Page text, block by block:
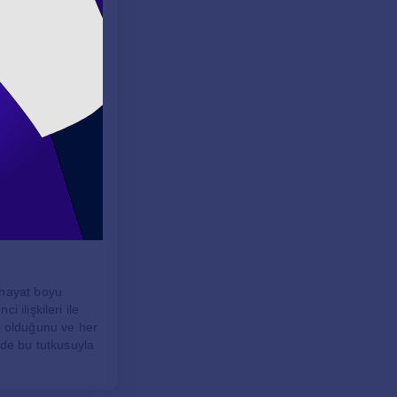
öğrencilerini
dil
öğrencilerin
İngilizce
için
boyu
ilişkileri ile
olduğunu ve her
bu tutkusuyla